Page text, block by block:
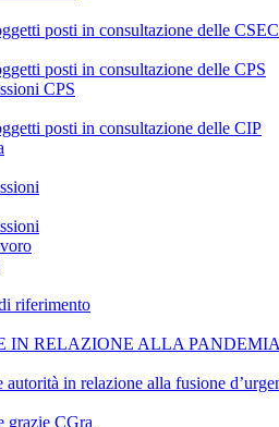
posti in consultazione delle CSEC
posti in consultazione delle CPS
CPS
posti in consultazione delle CIP
riferimento
IN RELAZIONE ALLA
autorità in relazione alla fusione
grazie CGra